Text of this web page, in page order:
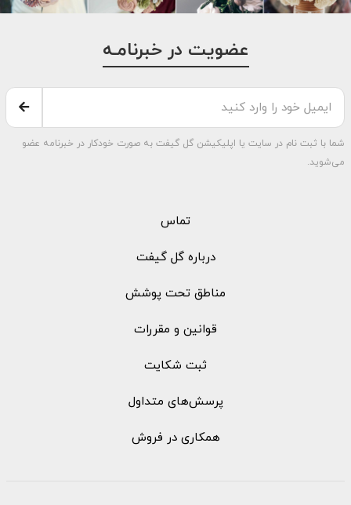
عضویت در خبرنامـه
شما با ثبت نام در سایت یا اپلیکیشن گل گیفت به صورت خودکار در خبرنامه عضو
می‌شوید.
تماس
درباره گل گیفت
مناطق تحت پوشش
قوانین و مقررات
ثبت شکایت
پرسش‌های متداول
همکاری در فروش